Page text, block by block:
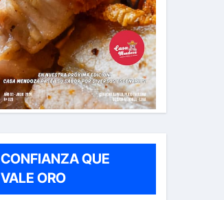
CONFIANZA QUE
VALE ORO